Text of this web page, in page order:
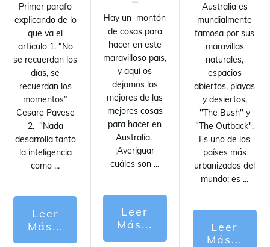
Primer parafo
explicando de lo
que va el
articulo 1. “No
se recuerdan los
días, se
recuerdan los
momentos”
Cesare Pavese
2. "Nada
desarrolla tanto
la inteligencia
como ...
Leer
Más...
Hay un montón
de cosas para
hacer en este
maravilloso país,
y aquí os
dejamos las
mejores de las
mejores cosas
para hacer en
Australia.
¡Averiguar
cuáles son ...
Leer
Más...
Australia es
mundialmente
famosa por sus
maravillas
naturales,
espacios
abiertos, playas
y desiertos,
"The Bush" y
"The Outback".
Es uno de los
países más
urbanizados del
mundo; es ...
Leer
Más...